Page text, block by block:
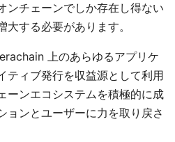
ンチェーンでしか存在し得ない
する必要があります。
上のあらゆるアプリケ
ティブ発行を収益源として利用
ーンエコシステムを積極的に成
ョンとユーザーに力を取り戻さ